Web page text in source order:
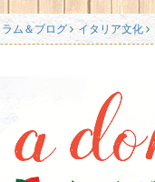
ラム＆ブログ イタリア文化